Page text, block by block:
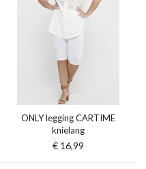
ONLY legging CARTIME
knielang
€ 16,99